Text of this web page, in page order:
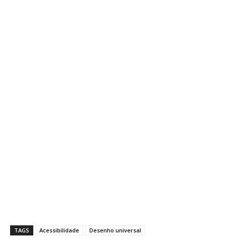
TAGS Acessibilidade Desenho universal